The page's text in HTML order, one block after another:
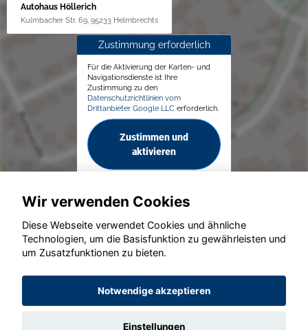
Autohaus Höllerich
Kulmbacher Str. 69, 95233 Helmbrechts
Zustimmung erforderlich
Für die Aktivierung der Karten- und
Navigationsdienste ist Ihre
Zustimmung zu den
Datenschutzrichtlinien vom
Drittanbieter Google LLC erforderlich.
Zustimmen und
aktivieren
© konjunkturmotor.de GmbH 2020 - 2026
Wir verwenden Cookies
Diese Webseite verwendet Cookies und ähnliche
Technologien, um die Basisfunktion zu gewährleisten und
um Zusatzfunktionen zu bieten.
Notwendige akzeptieren
Einstellungen